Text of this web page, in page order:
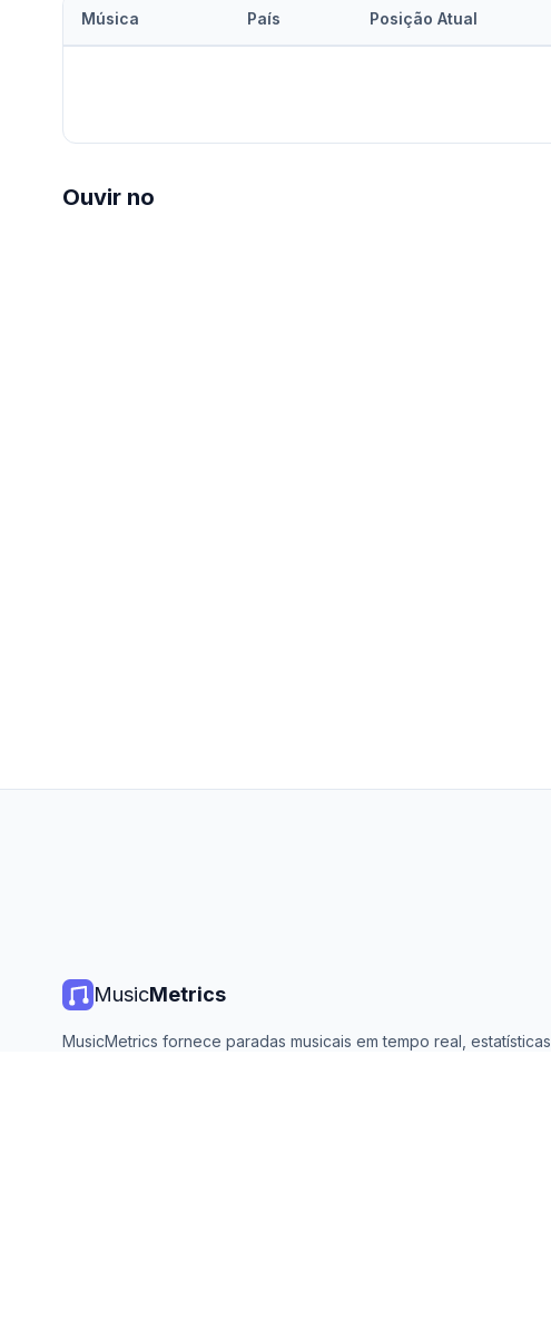
Música País Posição Atual
Ouvir no
MusicMetrics
MusicMetrics fornece paradas musicais em tempo real, estatísticas